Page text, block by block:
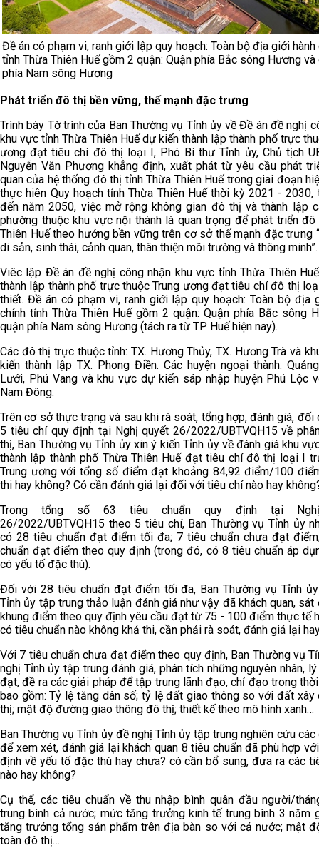
Đề án có phạm vi, ranh giới lập quy hoạch: Toàn bộ địa giới hành
tỉnh Thừa Thiên Huế gồm 2 quận: Quận phía Bắc sông Hương và
phía Nam sông Hương
Phát triển đô thị bền vững, thế mạnh đặc trưng
Trình bày Tờ trình của Ban Thường vụ Tỉnh ủy về Đề án đề nghị
khu vực tỉnh Thừa Thiên Huế dự kiến thành lập thành phố trực
ương đạt tiêu chí đô thị loại I, Phó Bí thư Tỉnh ủy, Chủ tịch
Nguyễn Văn Phương khẳng định, xuất phát từ yêu cầu phát
quan của hệ thống đô thị tỉnh Thừa Thiên Huế trong giai đoạn
thực hiên Quy hoạch tỉnh Thừa Thiên Huế thời kỳ 2021 - 2030,
đến năm 2050, việc mở rộng không gian đô thị và thành lập
phường thuộc khu vực nội thành là quan trọng để phát triển đô
Thiên Huế theo hướng bền vững trên cơ sở thế mạnh đặc trưng
di sản, sinh thái, cảnh quan, thân thiện môi trường và thông minh”.
Viêc lập Đề án đề nghị công nhận khu vực tỉnh Thừa Thiên
thành lập thành phố trực thuộc Trung ương đạt tiêu chí đô thị
thiết. Đề án có phạm vi, ranh giới lập quy hoạch: Toàn bộ địa
chính tỉnh Thừa Thiên Huế gồm 2 quận: Quận phía Bắc sông
quận phía Nam sông Hương (tách ra từ TP. Huế hiện nay).
Các đô thị trực thuộc tỉnh: TX. Hương Thủy, TX. Hương Trà và
kiến thành lập TX. Phong Điền. Các huyện ngoại thành:
Lưới, Phú Vang và khu vực dự kiến sáp nhập huyện Phú Lộc
Nam Đông.
Trên cơ sở thực trạng và sau khi rà soát, tổng hợp, đánh giá, đối
5 tiêu chí quy định tại Nghị quyết 26/2022/UBTVQH15 về
thị, Ban Thường vụ Tỉnh ủy xin ý kiến Tỉnh ủy về đánh giá khu
thành lập thành phố Thừa Thiên Huế đạt tiêu chí đô thị loại I
Trung ương với tổng số điểm đạt khoảng 84,92 điểm/100
thi hay không? Có cần đánh giá lại đối với tiêu chí nào hay
Trong tổng số 63 tiêu chuẩn quy định tại
26/2022/UBTVQH15 theo 5 tiêu chí, Ban Thường vụ Tỉnh ủy
có 28 tiêu chuẩn đạt điểm tối đa; 7 tiêu chuẩn chưa đạt
chuẩn đạt điểm theo quy định (trong đó, có 8 tiêu chuẩn áp
có yếu tố đặc thù).
Đối với 28 tiêu chuẩn đạt điểm tối đa, Ban Thường vụ Tỉnh
Tỉnh ủy tập trung thảo luận đánh giá như vậy đã khách quan, sát
khung điểm theo quy định yêu cầu đạt từ 75 - 100 điểm thực tế
có tiêu chuẩn nào không khả thi, cần phải rà soát, đánh giá lại
Với 7 tiêu chuẩn chưa đạt điểm theo quy định, Ban Thường vụ
nghị Tỉnh ủy tập trung đánh giá, phân tích những nguyên nhân,
đạt, đề ra các giải pháp để tập trung lãnh đạo, chỉ đạo trong
bao gồm: Tỷ lệ tăng dân số; tỷ lệ đất giao thông so với đất xây
thị; mật độ đường giao thông đô thị; thiết kế theo mô hình xanh…
Ban Thường vụ Tỉnh ủy đề nghị Tỉnh ủy tập trung nghiên cứu các
để xem xét, đánh giá lại khách quan 8 tiêu chuẩn đã phù hợp
định về yếu tố đặc thù hay chưa? có cần bổ sung, đưa ra các
nào hay không?
Cụ thể, các tiêu chuẩn về thu nhập bình quân đầu người/
trung bình cả nước; mức tăng trưởng kinh tế trung bình 3 năm
tăng trưởng tổng sản phẩm trên địa bàn so với cả nước; mật
toàn đô thị…